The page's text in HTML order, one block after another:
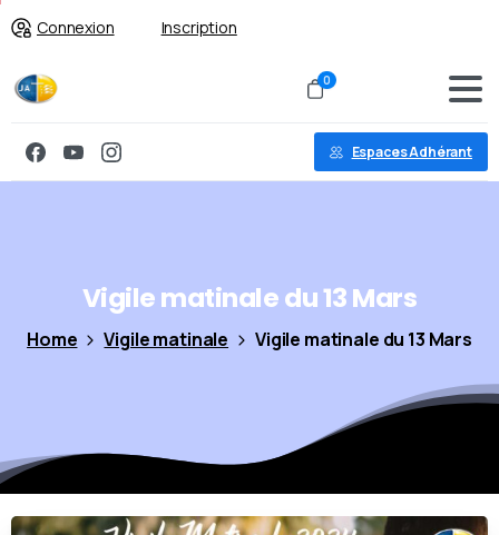
Connexion Inscription
0
Espaces Adhérant
Vigilematinaledu13Mars
Home Vigile matinale Vigile matinale du 13 Mars